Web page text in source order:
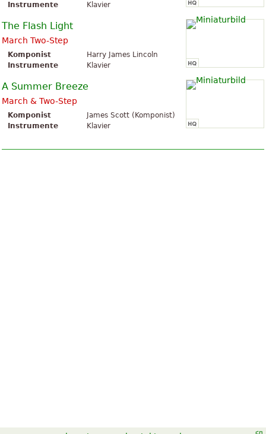
Instrumente
Klavier
The Flash Light
March Two-Step
Komponist
Harry James Lincoln
Instrumente
Klavier
A Summer Breeze
March & Two-Step
Komponist
James Scott (Komponist)
Instrumente
Klavier